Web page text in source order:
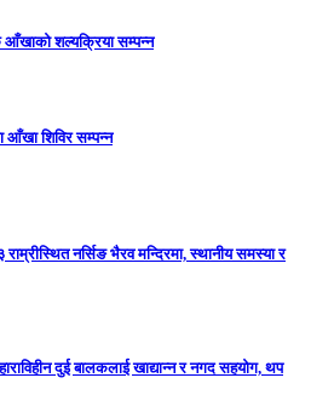
आँखाको शल्यक्रिया सम्पन्न
आँखा शिविर सम्पन्न
नर्सिङ भैरव मन्दिरमा, स्थानीय समस्या र
दुई बालकलाई खाद्यान्न र नगद सहयोग, थप